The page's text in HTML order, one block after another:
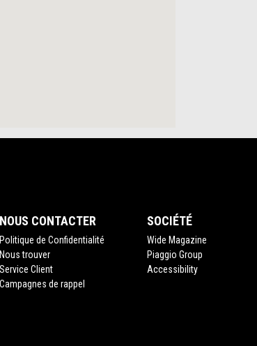
NOUS CONTACTER
Politique de Confidentialité
Nous trouver
Service Client
Campagnes de rappel
SOCIÉTÉ
Wide Magazine
Piaggio Group
Accessibility